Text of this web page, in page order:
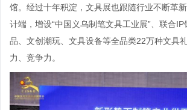
馆。经过十年积淀，文具展也跟随行业不断革
计端，增设“中国义乌制笔文具工业展”、联合
品、文创潮玩、文具设备等全品类22万种文具
力、竞争力。